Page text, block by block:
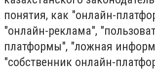
понятия, как "онлайн-
"онлайн-реклама",
платформы", "ложная
"собственник онлайн-